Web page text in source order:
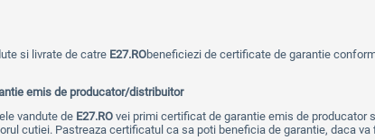
si livrate de catre E27.RObeneficiezi de certificate de garantie
emis de producator/distribuitor
vandute de E27.RO vei primi certificat de garantie emis de
cutiei. Pastreaza certificatul ca sa poti beneficia de garantie, daca va